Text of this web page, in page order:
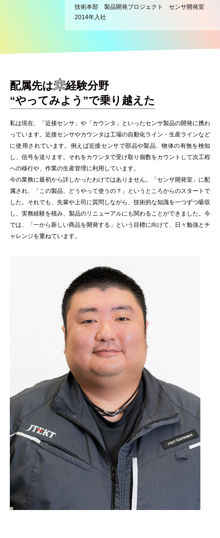
技術本部 製品開発プロジェクト センサ開発室
2014年入社
配属先は未経験分野
“やってみよう”で乗り越えた
私は現在、「近接センサ」や「カウンタ」といったセンサ製品の開発に携わ
っています。近接センサやカウンタは工場の自動化ライン・生産ラインなど
に使用されています。例えば近接センサで部品や製品、物体の有無を検知
し、信号を送ります。それをカウンタで受け取り個数をカウントして次工程
への移行や、作業の生産管理に利用しています。
今の業務に最初から詳しかったわけではありません。「センサ開発室」に配
属され、「この製品、どうやって使うの？」というところからのスタートで
した。それでも、先輩や上司に質問しながら、技術的な知識を一つずつ吸収
し、実務経験を積み、製品のリニューアルにも関わることができました。今
では、「一から新しい商品を開発する」という目標に向けて、日々勉強とチ
ャレンジを重ねています。